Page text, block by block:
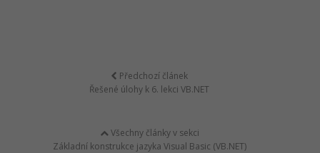
Předchozí článek
Řešené úlohy k 6. lekci VB.NET
Všechny články v sekci
Základní konstrukce jazyka Visual Basic (VB.NET)